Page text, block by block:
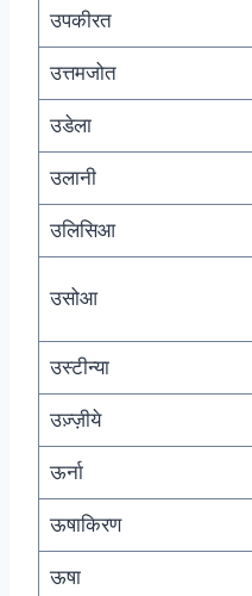
उपकीरत
उत्तमजोत
उडेला
उलानी
उलिसिआ
उसोआ
उस्टीन्या
उज़्ज़ीये
ऊर्ना
ऊषाकिरण
ऊषा